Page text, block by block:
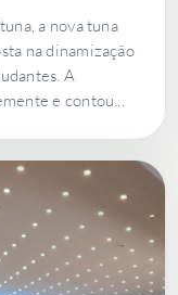
a nova tuna
na dinamização
A
e contou...